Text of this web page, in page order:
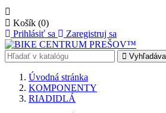

Košík (0)
Prihlásiť sa
Zaregistruj sa
Úvodná stránka
KOMPONENTY
RIADIDLÁ